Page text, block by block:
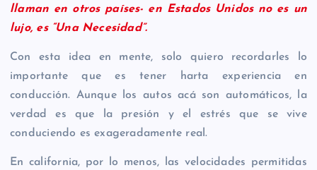
llaman en otros países- en Estados Unidos no es un
lujo, es “Una Necesidad”.
Con esta idea en mente, solo quiero recordarles lo
importante que es tener harta experiencia en
conducción. Aunque los autos acá son automáticos, la
verdad es que la presión y el estrés que se vive
conduciendo es exageradamente real.
En california, por lo menos, las velocidades permitidas